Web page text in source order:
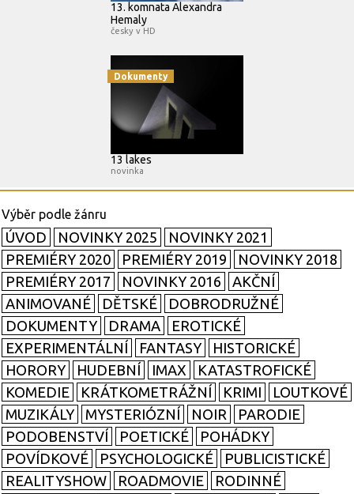
13. komnata Alexandra
Hemaly
česky v HD
Dokumenty
13 lakes
novinka
ÚVOD NOVINKY 2025
NOVINKY 2021
PREMIÉRY 2020
PREMIÉRY 2019
NOVINKY 2018
PREMIÉRY 2017
NOVINKY 2016
AKČNÍ
ANIMOVANÉ
DĚTSKÉ
DOBRODRUŽNÉ
DOKUMENTY
DRAMA
EROTICKÉ
EXPERIMENTÁLNÍ
FANTASY
HISTORICKÉ
HORORY
HUDEBNÍ IMAX
KATASTROFICKÉ
KOMEDIE
KRÁTKOMETRÁŽNÍ KRIMI
LOUTKOVÉ
MUZIKÁLY
MYSTERIÓZNÍ NOIR
PARODIE
PODOBENSTVÍ
POETICKÉ
POHÁDKY
POVÍDKOVÉ
PSYCHOLOGICKÉ
PUBLICISTICKÉ
REALITYSHOW
ROADMOVIE
RODINNÉ